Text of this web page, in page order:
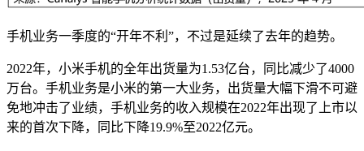
手机业务一季度的“开年不利”，不过是延续了去年的趋势。
2022年，小米手机的全年出货量为1.53亿台，同比减少了4000
万台。手机业务是小米的第一大业务，出货量大幅下滑不可避
免地冲击了业绩，手机业务的收入规模在2022年出现了上市以
来的首次下降，同比下降19.9%至2022亿元。